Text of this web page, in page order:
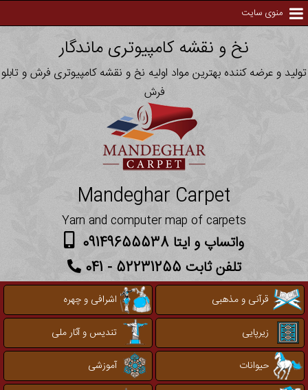
منوی سایت
نخ و نقشه کامپیوتری ماندگار
تولید و عرضه کننده بهترین مواد اولیه نخ و نقشه کامپیوتری فرش و تابلو
فرش
Mandeghar Carpet
Yarn and computer map of carpets
واتساپ و ایتا 09149655538
تلفن ثابت 52231255 - 041
قرآنی و مذهبی
اشرافی و چهره
زیرپایی
تندیس و آثار ملی
حیوانات
آموزشی